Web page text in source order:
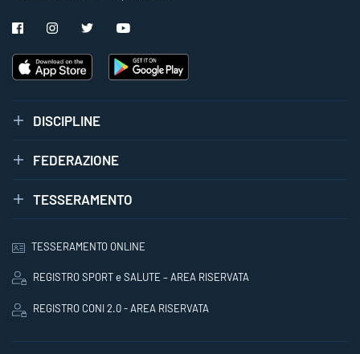
DISCIPLINE
FEDERAZIONE
TESSERAMENTO
TESSERAMENTO ONLINE
REGISTRO SPORT e SALUTE – AREA RISERVATA
REGISTRO CONI 2.0 - AREA RISERVATA